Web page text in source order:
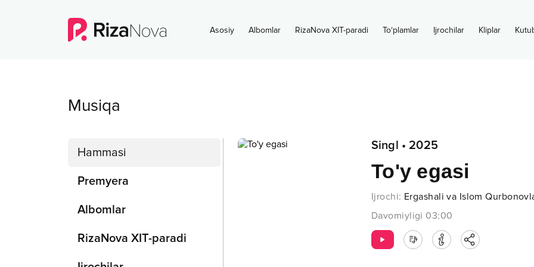
Asosiy Albomlar RizaNova XIT-paradi To‘plamlar Ijrochilar Kliplar
Musiqa
Hammasi
Premyera
Albomlar
RizaNova XIT-paradi
Singl • 2025
To'y egasi
Ijrochi: Ergashali va Islom
Davomiyligi 03:00